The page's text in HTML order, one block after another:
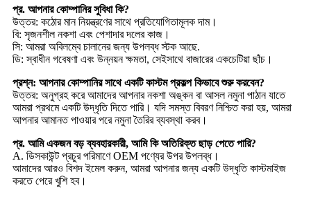
প্র. আপনার কোম্পানির সুবিধা কি?
উত্তর: কঠোর মান নিয়ন্ত্রণের সাথে প্রতিযোগিতামূলক দাম।
বি: সৃজনশীল নকশা এবং পেশাদার দলের কাজ।
সি: আমরা অবিলম্বে চালানের জন্য উপলব্ধ স্টক আছে.
ডি: স্বাধীন গবেষণা এবং উন্নয়ন ক্ষমতা, সেইসাথে বাজারের একচেটিয়া ছাঁচ।
প্রশ্ন: আপনার কোম্পানির সাথে একটি কাস্টম প্রকল্প কিভাবে শুরু করবেন?
উত্তর: অনুগ্রহ করে আমাদের আপনার নকশা অঙ্কন বা আসল নমুনা পাঠান যাতে
আমরা প্রথমে একটি উদ্ধৃতি দিতে পারি। যদি সমস্ত বিবরণ নিশ্চিত করা হয়, আমরা
আপনার আমানত পাওয়ার পরে নমুনা তৈরির ব্যবস্থা করব।
প্র. আমি একজন বড় ব্যবহারকারী, আমি কি অতিরিক্ত ছাড় পেতে পারি?
A. ডিসকাউন্ট প্রচুর পরিমাণে OEM পণ্যের উপর উপলব্ধ।
আমাদের আরও বিশদ ইমেল করুন, আমরা আপনার জন্য একটি উদ্ধৃতি কাস্টমাইজ
করতে পেরে খুশি হব।